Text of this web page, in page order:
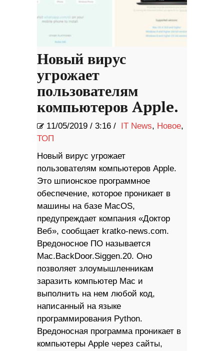
Новый вирус
угрожает
пользователям
компьютеров Apple.
11/05/2019 / 3:16 / IT News, Новое,
ТОП
Новый вирус угрожает
пользователям компьютеров Apple.
Это шпионское программное
обеспечение, которое проникает в
машины на базе MacOS,
предупреждает компания «Доктор
Веб», сообщает kratko-news.com.
Вредоносное ПО называется
Mac.BackDoor.Siggen.20. Оно
позволяет злоумышленникам
заразить компьютер Mac и
выполнить на нем любой код,
написанный на языке
программирования Python.
Вредоносная программа проникает в
компьютеры Apple через сайты,